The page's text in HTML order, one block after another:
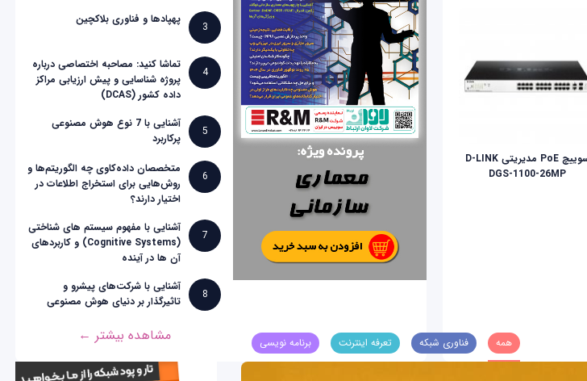
سوییچ PoE مدیریتی D-LINK
DGS-1100-26MP
3
پهپادها و فناوری بلاکچین
4
تماشا کنید: مصاحبه اختصاصی درباره
پروژه شناسایی و پیش ارزیابی مراکز
داده کشور (DCAS)
5
آشنایی با 7 نوع هوش مصنوعی
پرکاربرد
6
متخصصان داده‌کاوی چه الگوریتم‌ها و
روش‌هایی برای استخراج اطلاعات در
اختیار دارند؟
7
آشنایی با مفهوم سیستم های شناختی
(Cognitive Systems) و کاربردهای
آن ها در آینده
8
آشنایی با شرکت‌های پیشرو و
تاثیرگذار بر دنیای هوش مصنوعی
مشاهده بیشتر ← همه فناوری شبکه تعرفه اینترنت برنامه نویسی